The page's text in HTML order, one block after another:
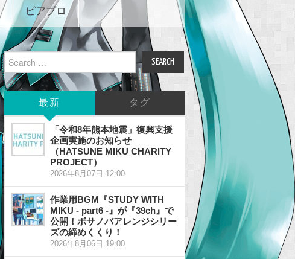
ピアプロ
Search
for:
最新 タグ
「令和8年熊本地震」復興支援
企画実施のお知らせ
（HATSUNE MIKU CHARITY
PROJECT）
2026年8月07日 12:00
作業用BGM『STUDY WITH
MIKU - part6 -』が『39ch』で
公開！ボサノバアレンジシリー
ズの締めくくり！
2026年8月06日 19:00